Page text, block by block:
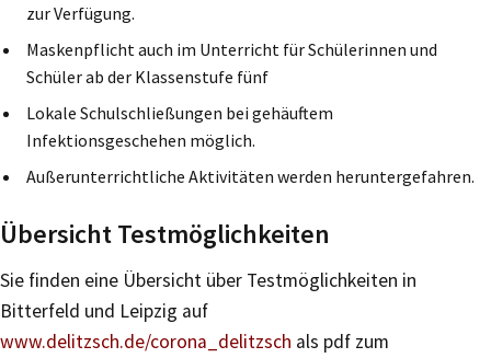
zur Verfügung.
Maskenpflicht auch im Unterricht für Schülerinnen und
Schüler ab der Klassenstufe fünf
Lokale Schulschließungen bei gehäuftem
Infektionsgeschehen möglich.
Außerunterrichtliche Aktivitäten werden heruntergefahren.
Übersicht Testmöglichkeiten
Sie finden eine Übersicht über Testmöglichkeiten in
Bitterfeld und Leipzig auf
www.delitzsch.de/corona_delitzsch als pdf zum